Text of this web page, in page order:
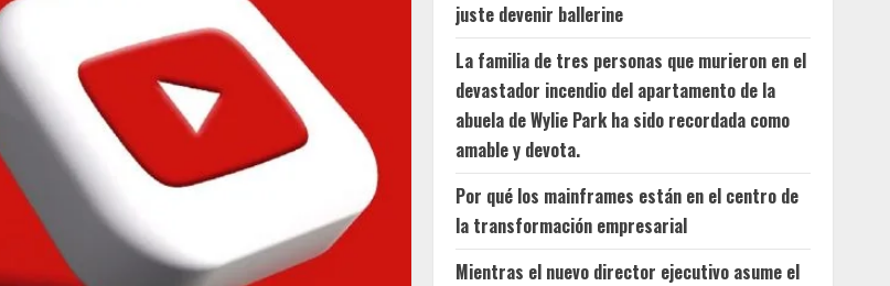
juste devenir ballerine
La familia de tres personas que murieron en el
devastador incendio del apartamento de la
abuela de Wylie Park ha sido recordada como
amable y devota.
Por qué los mainframes están en el centro de
la transformación empresarial
Mientras el nuevo director ejecutivo asume el